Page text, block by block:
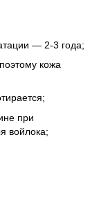
— 2-3 года;
кожа
при
войлока;